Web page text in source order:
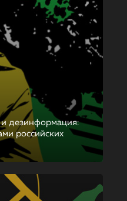
дезинформация:
российских